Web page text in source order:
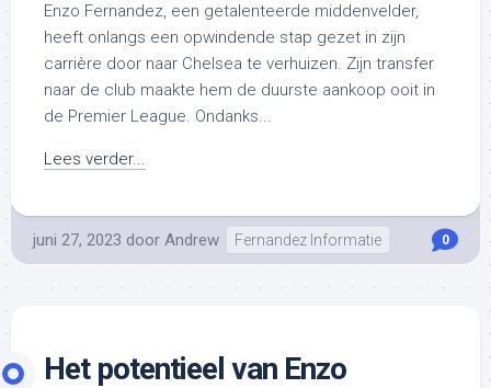
Enzo Fernandez, een getalenteerde middenvelder,
heeft onlangs een opwindende stap gezet in zijn
carrière door naar Chelsea te verhuizen. Zijn transfer
naar de club maakte hem de duurste aankoop ooit in
de Premier League. Ondanks...
Lees verder...
juni 27, 2023 door Andrew Fernandez Informatie 0
Het potentieel van Enzo